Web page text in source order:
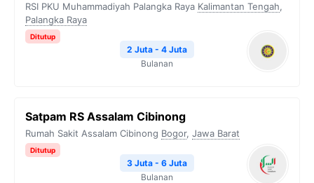
RSI PKU Muhammadiyah Palangka Raya Kalimantan Tengah,
Palangka Raya
Ditutup
2 Juta - 4 Juta
Bulanan
Satpam RS Assalam Cibinong
Rumah Sakit Assalam Cibinong Bogor, Jawa Barat
Ditutup
3 Juta - 6 Juta
Bulanan